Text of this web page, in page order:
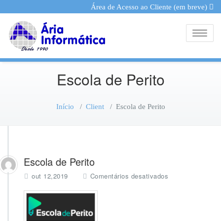
Área de Acesso ao Cliente (em breve)
Escola de Perito
Início / Client/ Escola de Perito
Escola de Perito
out 12,2019 Comentários desativados